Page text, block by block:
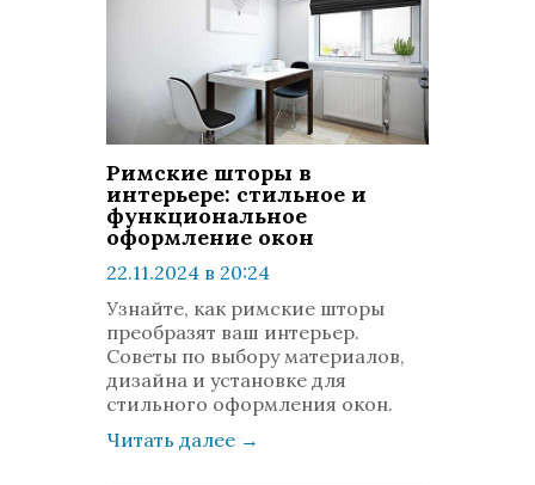
Римские шторы в
интерьере: стильное и
функциональное
оформление окон
22.11.2024 в 20:24
просмотров: 553
комментариев: 0
Узнайте, как римские шторы
преобразят ваш интерьер.
Советы по выбору материалов,
дизайна и установке для
стильного оформления окон.
Читать далее →